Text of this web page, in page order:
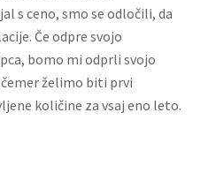
s ceno, smo se odločili, da
Če odpre svojo
bomo mi odprli svojo
želimo biti prvi
količine za vsaj eno leto.